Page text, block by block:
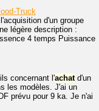
Truck
d'un groupe
légère description :
4 temps Puissance
concernant l'achatd'un
les modèles. J'ai un
prévu pour 9 ka. Je n'ai